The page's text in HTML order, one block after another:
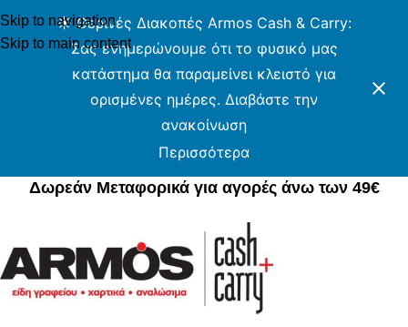
Skip to navigation
Skip to main content
☀️ Θερινές Διακοπές Armos Cash & Carry:
Σας ενημερώνουμε ότι το φυσικό μας
κατάστημα θα παραμείνει κλειστό για
ορισμένες ημέρες. Διαβάστε την
ανακοίνωση
Περισσότερα
Δωρεάν Μεταφορικά για αγορές άνω των 49€